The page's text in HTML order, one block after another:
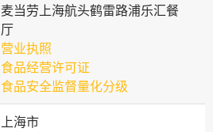
麦当劳上海航头鹤雷路浦乐汇餐
厅
营业执照
食品经营许可证
食品安全监督量化分级
上海市